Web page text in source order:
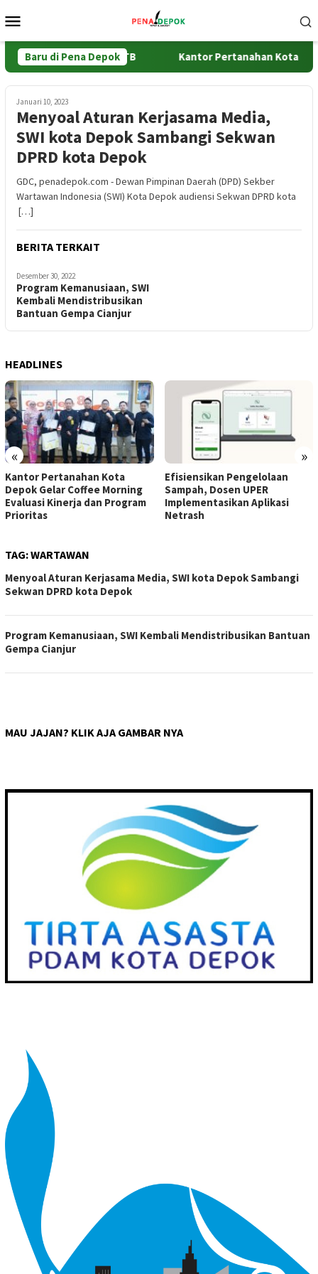
ke
Mobile
Baru di Pena Depok
Validasi BPHTB Kantor Pertanahan Kota
Januari 10, 2023
Menyoal Aturan Kerjasama Media,
SWI kota Depok Sambangi Sekwan
DPRD kota Depok
GDC, penadepok.com - Dewan Pimpinan Daerah (DPD) Sekber
Wartawan Indonesia (SWI) Kota Depok audiensi Sekwan DPRD kota
[…]
BERITA TERKAIT
Desember 30, 2022
Program Kemanusiaan, SWI
Kembali Mendistribusikan
Bantuan Gempa Cianjur
HEADLINES
« »
Kantor Pertanahan Kota
Depok Gelar Coffee Morning
Evaluasi Kinerja dan Program
Prioritas
Efisiensikan Pengelolaan
Sampah, Dosen UPER
Implementasikan Aplikasi
Netrash
TAG:WARTAWAN
Menyoal Aturan Kerjasama Media, SWI kota Depok Sambangi
Sekwan DPRD kota Depok
Program Kemanusiaan, SWI Kembali Mendistribusikan Bantuan
Gempa Cianjur
MAU JAJAN? KLIK AJA GAMBAR NYA